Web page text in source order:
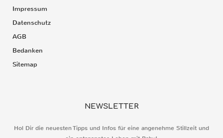
Impressum
Datenschutz
AGB
Bedanken
Sitemap
NEWSLETTER
Hol Dir die neuesten Tipps und Infos für eine angenehme Stillzeit und